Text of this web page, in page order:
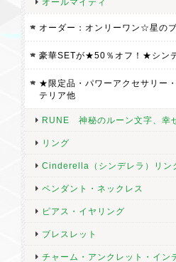
オーダー：オンリーワン☆星の
豪華SETが★50％オフ！★シン
★限定品・パワーアクセサリー
テリア他
RUNE 神秘のルーン文字、幸
リング
Cinderella（シンデレラ）リン
ペンダント・ネックレス
ピアス・イヤリング
ブレスレット
チャーム・アンクレット・イン